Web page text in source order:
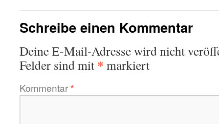
Schreibe einen Kommentar
Deine E-Mail-Adresse wird nicht
Felder sind mit * markiert
Kommentar*